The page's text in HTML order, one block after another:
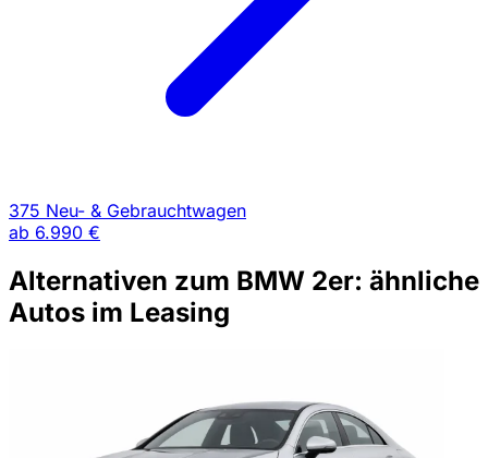
375 Neu- & Gebrauchtwagen
ab 6.990 €
Alternativen zum BMW 2er: ähnliche
Autos im Leasing